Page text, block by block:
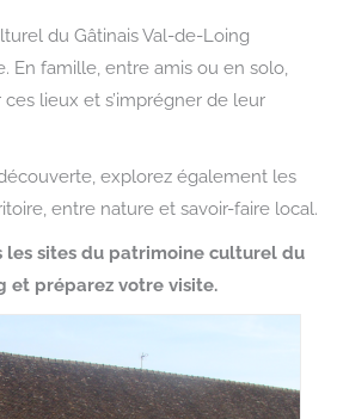
du Gâtinais Val-de-Loing
En famille, entre amis ou en solo,
lieux et s’imprégner de leur
explorez également les
entre nature et savoir-faire local.
les sites du patrimoine culturel du
et préparez votre visite.